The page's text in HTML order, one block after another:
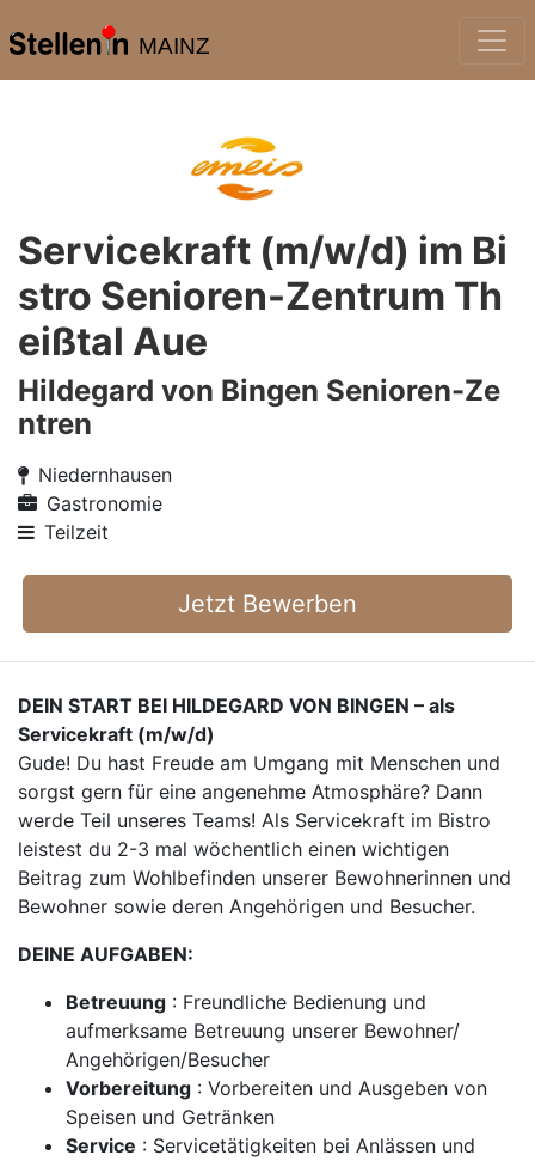
MAINZ
Servicekraft (m/w/d) im Bi
stro Senioren-Zentrum Th
eißtal Aue
Hildegard von Bingen Senioren-Ze
ntren
Niedernhausen
Gastronomie
Teilzeit
Jetzt Bewerben
DEIN START BEI HILDEGARD VON BINGEN – als
Servicekraft (m/w/d)
Gude! Du hast Freude am Umgang mit Menschen und
sorgst gern für eine angenehme Atmosphäre? Dann
werde Teil unseres Teams! Als Servicekraft im Bistro
leistest du 2-3 mal wöchentlich einen wichtigen
Beitrag zum Wohlbefinden unserer Bewohnerinnen und
Bewohner sowie deren Angehörigen und Besucher.
DEINE AUFGABEN:
Betreuung : Freundliche Bedienung und
aufmerksame Betreuung unserer Bewohner/
Angehörigen/Besucher
Vorbereitung : Vorbereiten und Ausgeben von
Speisen und Getränken
Service : Servicetätigkeiten bei Anlässen und